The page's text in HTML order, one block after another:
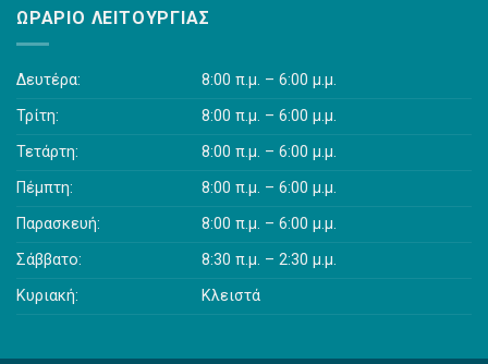
ΩΡΆΡΙΟ ΛΕΙΤΟΥΡΓΊΑΣ
Δευτέρα:
8:00 π.μ. – 6:00 μ.μ.
Τρίτη:
8:00 π.μ. – 6:00 μ.μ.
Τετάρτη:
8:00 π.μ. – 6:00 μ.μ.
Πέμπτη:
8:00 π.μ. – 6:00 μ.μ.
Παρασκευή:
8:00 π.μ. – 6:00 μ.μ.
Σάββατο:
8:30 π.μ. – 2:30 μ.μ.
Κυριακή:
Κλειστά